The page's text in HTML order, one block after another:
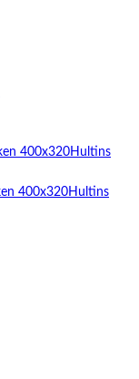
Hultins
Hultins